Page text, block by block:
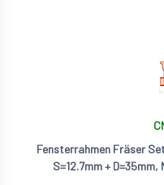
Fensterrahmen Fräser
S=12.7mm +